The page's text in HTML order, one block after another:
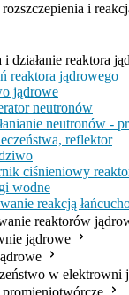
i
działanie reaktora
reaktora jądrowego
jądrowe
neutronów
neutronów -
reflektor
ciśnieniowy
wodne
reakcją
reaktorów
jądrowe
w elektrowni